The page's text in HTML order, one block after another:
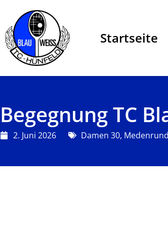
Inhalt
springen
Startseite
Begegnung TC
2. Juni 2026 Damen 30,